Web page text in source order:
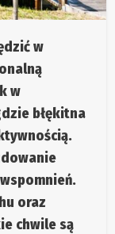
w
w
błękitna
oraz
chwile są